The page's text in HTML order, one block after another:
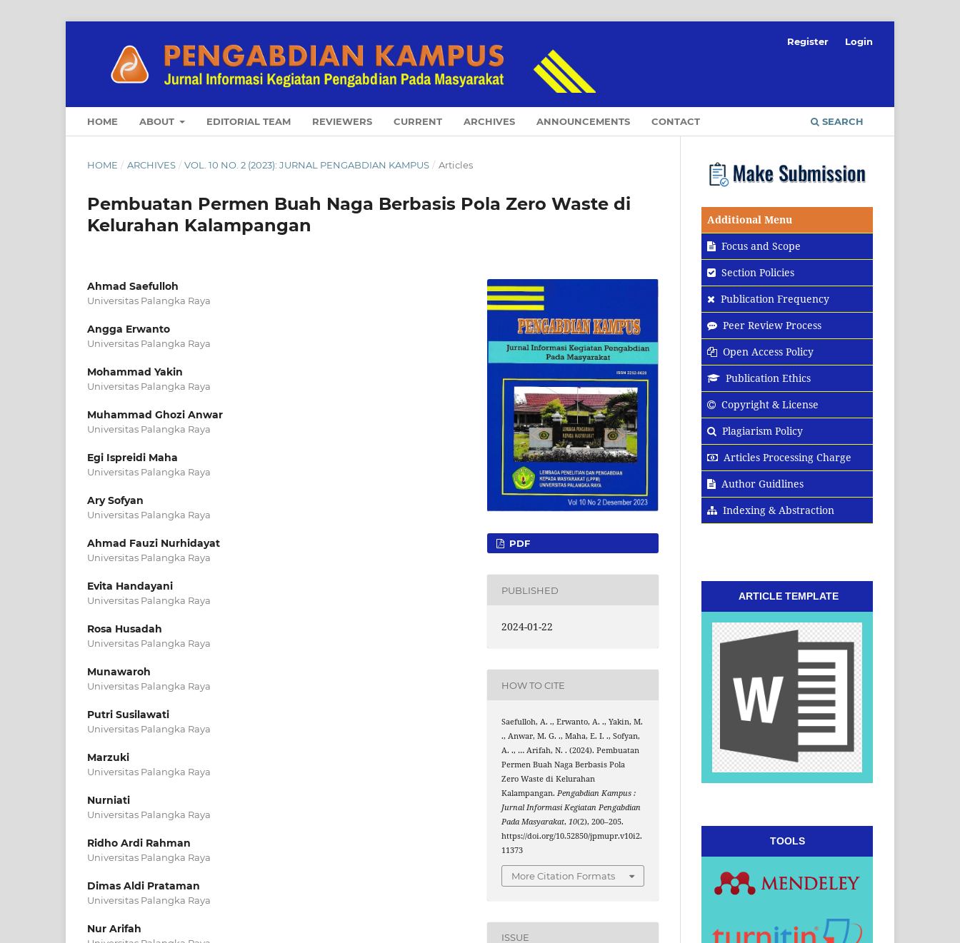
HOME ABOUT EDITORIAL TEAM REVIEWERS CURRENT ARCHIVES ANNOUNCEMENTS CONTACT SEARCH
Register Login
HOME / ARCHIVES / VOL. 10 NO. 2 (2023): JURNAL PENGABDIAN KAMPUS / Articles
Pembuatan Permen Buah Naga Berbasis Pola Zero Waste di
Kelurahan Kalampangan
Ahmad Saefulloh
Universitas Palangka Raya
Angga Erwanto
Universitas Palangka Raya
Mohammad Yakin
Universitas Palangka Raya
Muhammad Ghozi Anwar
Universitas Palangka Raya
Egi Ispreidi Maha
Universitas Palangka Raya
Ary Sofyan
Universitas Palangka Raya
Ahmad Fauzi Nurhidayat
Universitas Palangka Raya
Evita Handayani
Universitas Palangka Raya
Rosa Husadah
Universitas Palangka Raya
Munawaroh
Universitas Palangka Raya
Putri Susilawati
Universitas Palangka Raya
Marzuki
Universitas Palangka Raya
Nurniati
Universitas Palangka Raya
Ridho Ardi Rahman
Universitas Palangka Raya
Dimas Aldi Prataman
Universitas Palangka Raya
Nur Arifah
PDF
PUBLISHED
2024-01-22
HOW TO CITE
Saefulloh, A. ., Erwanto, A. ., Yakin, M.
., Anwar, M. G. ., Maha, E. I. ., Sofyan,
A. ., … Arifah, N. . (2024). Pembuatan
Permen Buah Naga Berbasis Pola
Zero Waste di Kelurahan
Kalampangan.Pengabdian Kampus :
Jurnal Informasi Kegiatan Pengabdian
Pada Masyarakat,10(2), 200–205.
https://doi.org/10.52850/jpmupr.v10i2.
11373
More Citation Formats
ISSUE
Additional Menu
Focus and Scope
Section Policies
Publication Frequency
Peer Review Process
Open Access Policy
Publication Ethics
Copyright & License
Plagiarism Policy
Articles Processing Charge
Author Guidlines
Indexing & Abstraction
ARTICLE TEMPLATE
TOOLS